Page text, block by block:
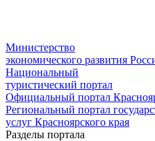
Министерство
экономического развития
Национальный
туристический портал
Официальный портал
Региональный портал
услуг Красноярского края
Разделы портала